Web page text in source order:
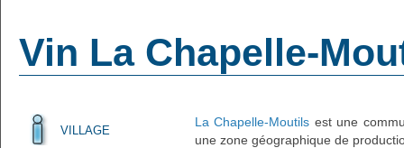
Vin La Chapelle-
VILLAGE
La Chapelle-Moutils est une
une zone géographique de